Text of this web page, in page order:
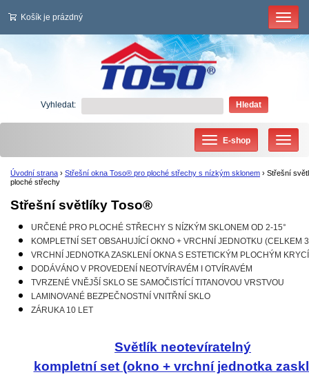
Košík je prázdný
Vyhledat: Hledat
E-shop
Úvodní strana › Střešní okna Toso® pro ploché střechy s nízkým sklonem › Střešní
ploché střechy
Střešní světlíky Toso®
URČENÉ PRO PLOCHÉ STŘECHY S NÍZKÝM SKLONEM OD 2-15°
KOMPLETNÍ SET OBSAHUJÍCÍ OKNO + VRCHNÍ JEDNOTKU (CELKEM
VRCHNÍ JEDNOTKA ZASKLENÍ OKNA S ESTETICKÝM PLOCHÝM
DODÁVÁNO V PROVEDENÍ NEOTVÍRAVÉM I OTVÍRAVÉM
TVRZENÉ VNĚJŠÍ SKLO SE SAMOČISTÍCÍ TITANOVOU VRSTVOU
LAMINOVANÉ BEZPEČNOSTNÍ VNITŘNÍ SKLO
ZÁRUKA 10 LET
Světlík neotevíratelný
kompletní set (okno + vrchní jednotka